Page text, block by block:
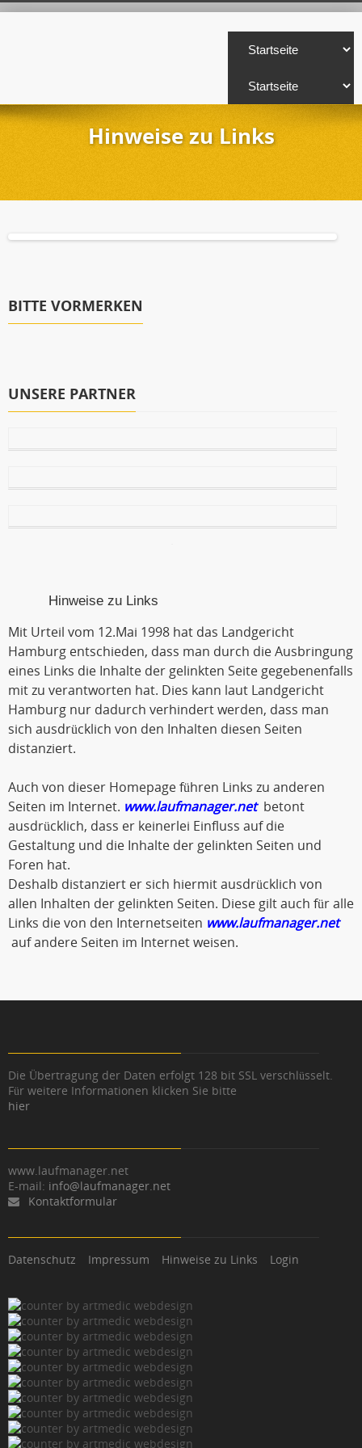
Hinweise zu Links
BITTE VORMERKEN
UNSERE PARTNER
Hinweise zu Links
Mit Urteil vom 12.Mai 1998 hat das Landgericht
Hamburg entschieden, dass man durch die Ausbringung
eines Links die Inhalte der gelinkten Seite gegebenenfalls
mit zu verantworten hat. Dies kann laut Landgericht
Hamburg nur dadurch verhindert werden, dass man
sich ausdrücklich von den Inhalten diesen Seiten
distanziert.
Auch von dieser Homepage führen Links zu anderen
Seiten im Internet. www.laufmanager.netbetont
ausdrücklich, dass er keinerlei Einfluss auf die
Gestaltung und die Inhalte der gelinkten Seiten und
Foren hat.
Deshalb distanziert er sich hiermit ausdrücklich von
allen Inhalten der gelinkten Seiten. Diese gilt auch für alle
Links die von den Internetseiten www.laufmanager.net
auf andere Seiten im Internet weisen.
Die Übertragung der Daten erfolgt 128 bit SSL verschlüsselt.
Für weitere Informationen klicken Sie bitte
hier
www.laufmanager.net
E-mail: info@laufmanager.net
Kontaktformular
Datenschutz Impressum Hinweise zu Links Login